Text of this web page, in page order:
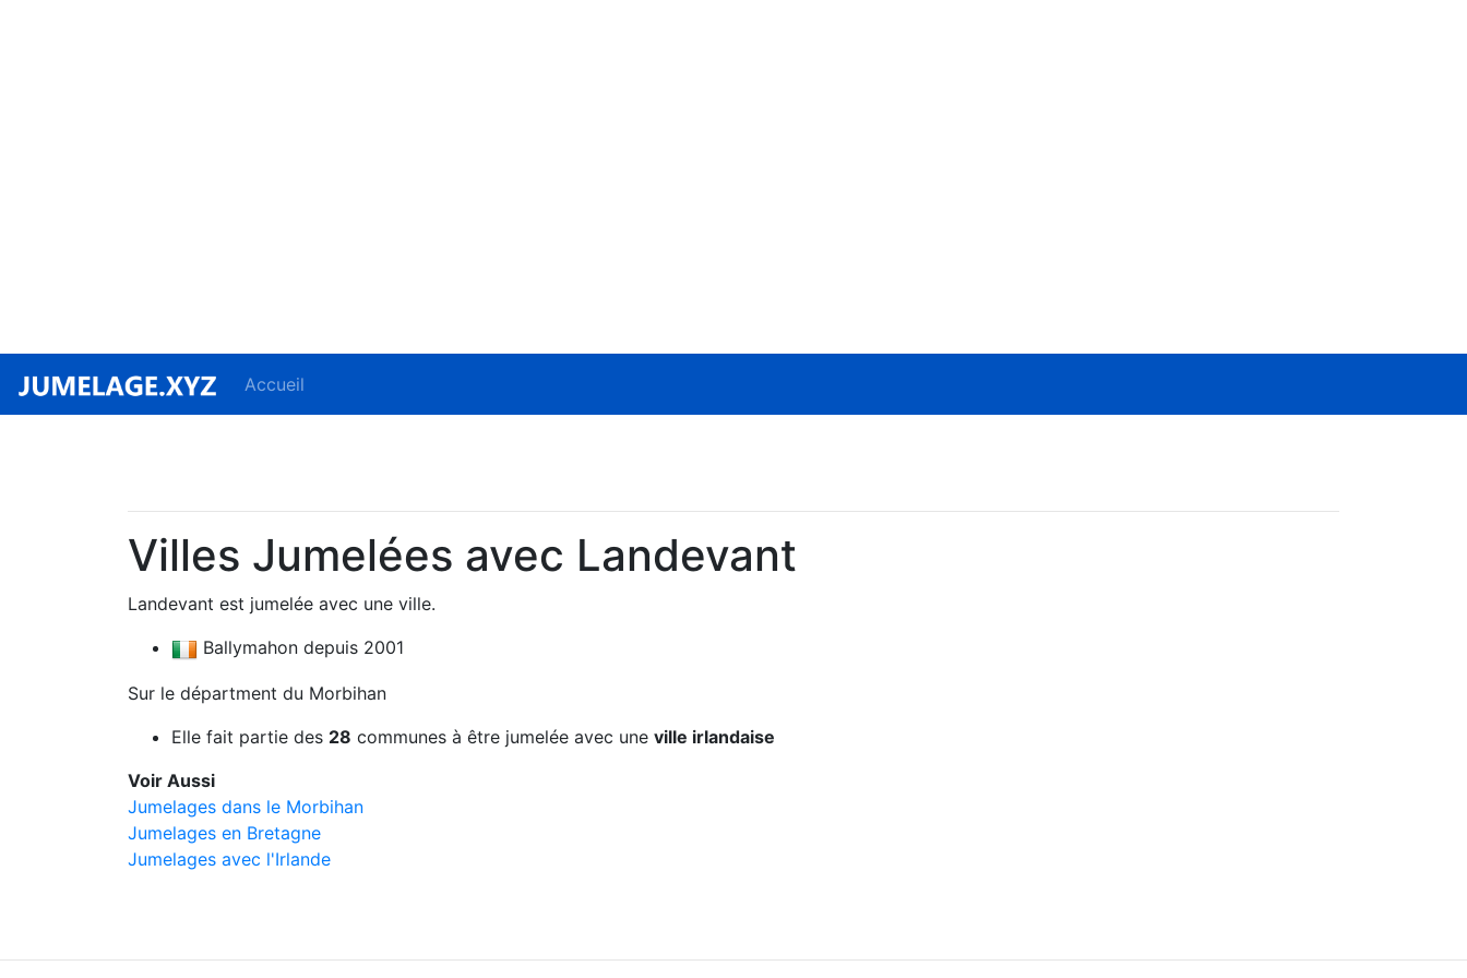
Accueil
Villes Jumelées avec Landevant
Landevant est jumelée avec une ville.
Ballymahon depuis 2001
Sur le départment du Morbihan
Elle fait partie des 28 communes à être jumelée avec une ville irlandaise
Voir Aussi
Jumelages dans le Morbihan
Jumelages en Bretagne
Jumelages avec l'Irlande